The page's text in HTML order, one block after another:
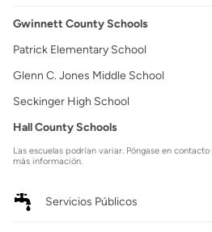
Gwinnett County Schools
Patrick Elementary School
Glenn C. Jones Middle School
Seckinger High School
Hall County Schools
Las escuelas podrían variar. Póngase en
más información.
Servicios Públicos